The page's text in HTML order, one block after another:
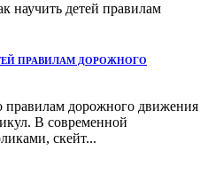
научить детей правилам
ПРАВИЛАМ ДОРОЖНОГО
правилам дорожного
В современной
скейт...